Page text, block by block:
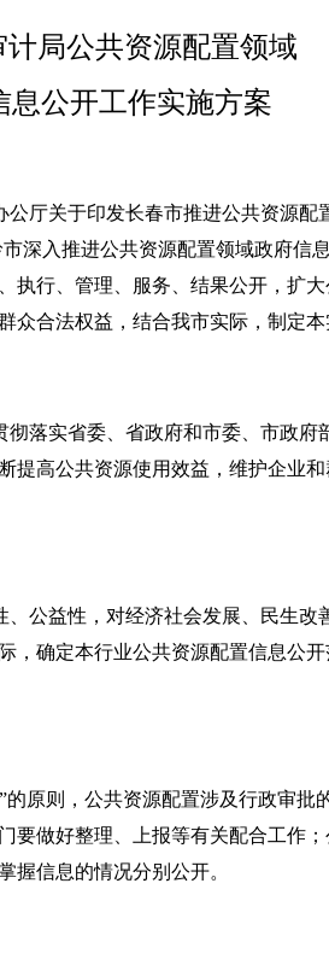
局公共资源配置领域
息公开工作实施方案
厅关于印发长春市推进公共资源
深入推进公共资源配置领域政府信
执行、管理、服务、结果公开，扩
合法权益，结合我市实际，制定本
落实省委、省政府和市委、市政府
高公共资源使用效益，维护企业
公益性，对经济社会发展、民生
确定本行业公共资源配置信息公
原则，公共资源配置涉及行政审批
要做好整理、上报等有关配合工作
握信息的情况分别公开。